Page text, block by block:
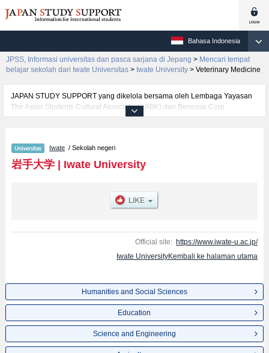
Bahasa Indonesia
JPSS, Informasi universitas dan pasca sarjana di Jepang > Mencari tempat
belajar sekolah dari Iwate Universitas > Iwate University > Veterinary Medicine
JAPAN STUDY SUPPORT yang dikelola bersama oleh Lembaga Yayasan
The Asian Students Cultural Association (ABK) dan Benesse Corp.
menyediakan informasi sekitar 1300 universitas, pascasarjana, universitas
fakultas seperti Fakultas Humanities and Social SciencesatauFakultas
EducationatauFakultas Science and EngineeringatauFakultas
AgricultureatauFakultas Veterinary Medicine, serta berbagai informasi yang
pendaftar dan jumlah kelulusan ujian masuk mahasiswa(i) mancanegara,
informasi mengenai ujian masuk, prasarana kampus, akses jalan, dan
Iwate / Sekolah negeri
岩手大学| Iwate University
Official site: https://www.iwate-u.ac.jp/
Iwate UniversityKembali ke halaman utama
Humanities and Social Sciences
Education
Science and Engineering